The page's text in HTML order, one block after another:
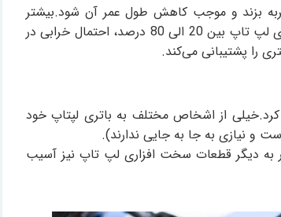
بزند و موجب کاهش طول عمر آن شود.بیشتر
باتری‌های استفاده شده در لپ تاپ ها لیتیوم-یونی هستند؛ در محدوده شارژ 20 الی 80 درصد بهترین عملکرد خودشان دارند.با نگهداشتن شارژ باتری لپ تاپ بین 20 الی 80 درصد، احتمال خرابی در
را پشتیبانی می‌کند.
کرد.خیلی از اشخاص مختلف به باتری لپتاپ خود
و نیازی به جا به جایی ندارند).
به دیگر قطعات سخت افزاری لپ تاپ نیز آسیب